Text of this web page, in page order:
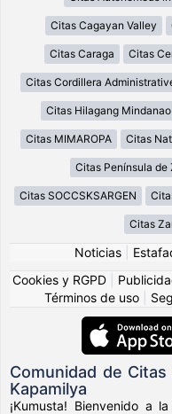
Citas Cagayan Valley
Citas Caraga Citas
Citas Cordillera
Citas Hilagang Mindanao
Citas MIMAROPA Citas
Citas Península de
Citas SOCCSKSARGEN
Citas
Noticias
Cookies y RGPD
Términos de uso
Comunidad de
Kapamilya
¡Kumusta! Bienvenido a